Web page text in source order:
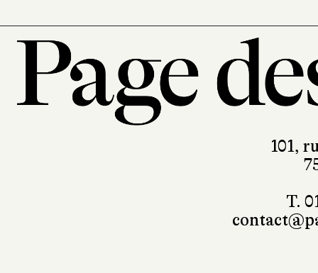
101,
T.